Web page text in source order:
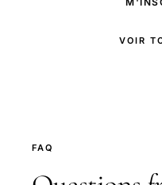
VOIR
FAQ